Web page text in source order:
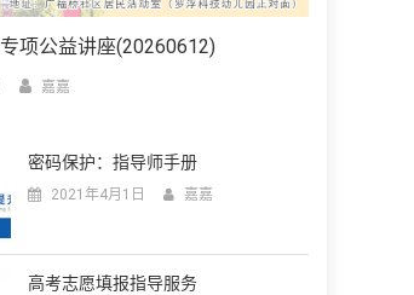
项公益讲座(20260612)
嘉嘉
密码保护：指导师手册
2021年4月1日 嘉嘉
高考志愿填报指导服务